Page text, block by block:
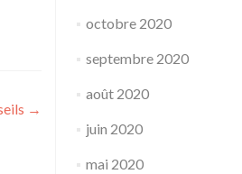
→
octobre 2020
septembre 2020
août 2020
juin 2020
mai 2020